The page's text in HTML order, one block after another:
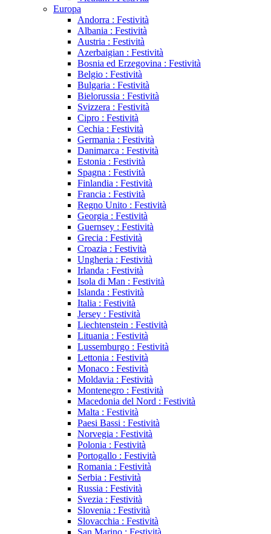
Europa
Andorra : Festività
Albania : Festività
Austria : Festività
Azerbaigian : Festività
Bosnia ed Erzegovina : Festività
Belgio : Festività
Bulgaria : Festività
Bielorussia : Festività
Svizzera : Festività
Cipro : Festività
Cechia : Festività
Germania : Festività
Danimarca : Festività
Estonia : Festività
Spagna : Festività
Finlandia : Festività
Francia : Festività
Regno Unito : Festività
Georgia : Festività
Guernsey : Festività
Grecia : Festività
Croazia : Festività
Ungheria : Festività
Irlanda : Festività
Isola di Man : Festività
Islanda : Festività
Italia : Festività
Jersey : Festività
Liechtenstein : Festività
Lituania : Festività
Lussemburgo : Festività
Lettonia : Festività
Monaco : Festività
Moldavia : Festività
Montenegro : Festività
Macedonia del Nord : Festività
Malta : Festività
Paesi Bassi : Festività
Norvegia : Festività
Polonia : Festività
Portogallo : Festività
Romania : Festività
Serbia : Festività
Russia : Festività
Svezia : Festività
Slovenia : Festività
Slovacchia : Festività
San Marino : Festività